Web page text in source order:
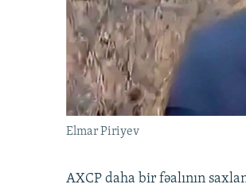
Elmar Piriyev
AXCP daha bir fəalının